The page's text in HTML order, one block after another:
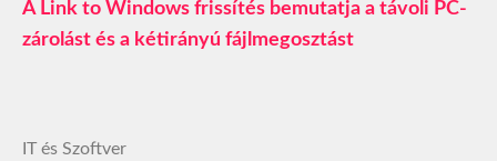
A Link to Windows frissítés bemutatja a távoli PC-
zárolást és a kétirányú fájlmegosztást
IT és Szoftver